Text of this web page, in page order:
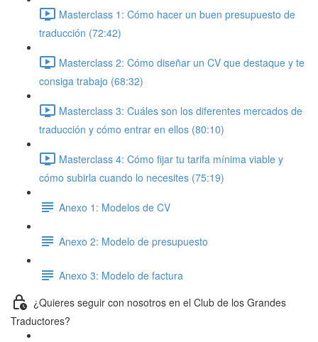
Masterclass 1: Cómo hacer un buen presupuesto de
traducción (72:42)
Masterclass 2: Cómo diseñar un CV que destaque y te
consiga trabajo (68:32)
Masterclass 3: Cuáles son los diferentes mercados de
traducción y cómo entrar en ellos (80:10)
Masterclass 4: Cómo fijar tu tarifa mínima viable y
cómo subirla cuando lo necesites (75:19)
Anexo 1: Modelos de CV
Anexo 2: Modelo de presupuesto
Anexo 3: Modelo de factura
¿Quieres seguir con nosotros en el Club de los Grandes
Traductores?